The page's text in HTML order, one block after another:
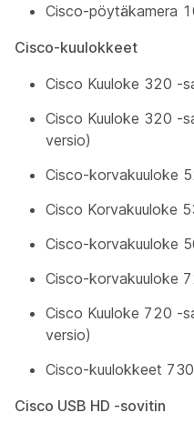
Cisco-pöytäkamera
Cisco-kuulokkeet
Cisco Kuuloke 320 -
Cisco Kuuloke 320 -
versio)
Cisco-korvakuuloke
Cisco Korvakuuloke
Cisco-korvakuuloke
Cisco-korvakuuloke
Cisco Kuuloke 720 -
versio)
Cisco-kuulokkeet 730
Cisco USB HD -sovitin